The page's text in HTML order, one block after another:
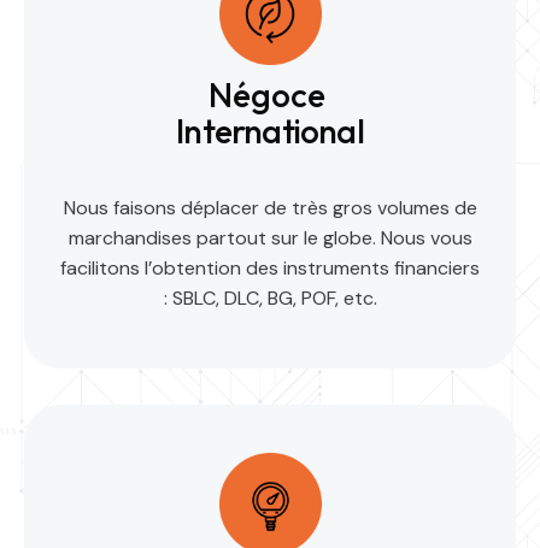
Négoce
International
Nous faisons déplacer de très gros volumes de
marchandises partout sur le globe. Nous vous
facilitons l’obtention des instruments financiers
: SBLC, DLC, BG, POF, etc.